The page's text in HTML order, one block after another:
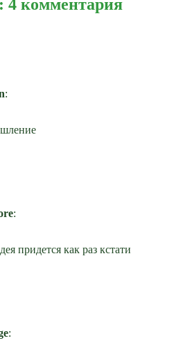
4 комментария
:
:
придется как раз кстати
: